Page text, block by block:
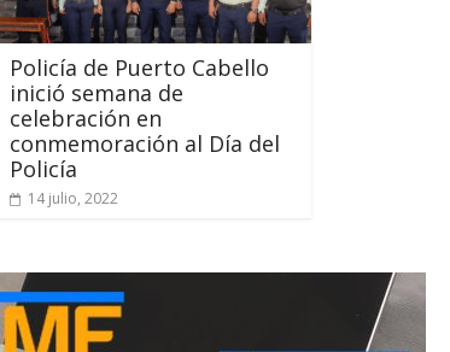
Policía de Puerto Cabello
inició semana de
celebración en
conmemoración al Día del
Policía
14 julio, 2022